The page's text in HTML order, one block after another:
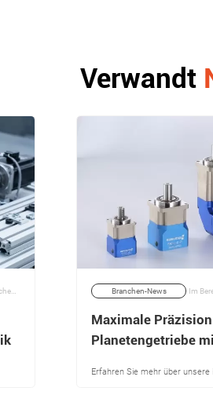
Verwandt
In präzisionsgetriebenen Branchen wie Robotik, CNC-Bearbeitung und Automatisierung müssen kompakte Motorsysteme sowohl Drehmoment als auch Genauigkeit liefern, ohne den Platzbedarf des Systems zu erhöhen. | 22/03/2026 Branchen-News
Maximale
Planetengetriebe
Erfahren Sie mehr über unsere